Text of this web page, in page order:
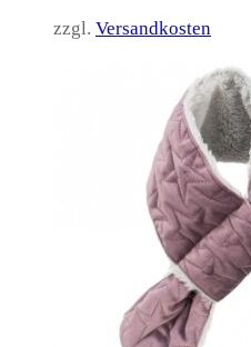
zzgl. Versandkosten